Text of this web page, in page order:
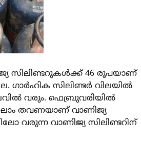
സിലിണ്ടറുകൾക്ക് 46 രൂപയാണ്
ഗാർഹിക സിലിണ്ടർ വിലയിൽ
വരും. ഫെബ്രുവരിയിൽ
തവണയാണ് വാണിജ്യ
വരുന്ന വാണിജ്യ സിലിണ്ടറിന്